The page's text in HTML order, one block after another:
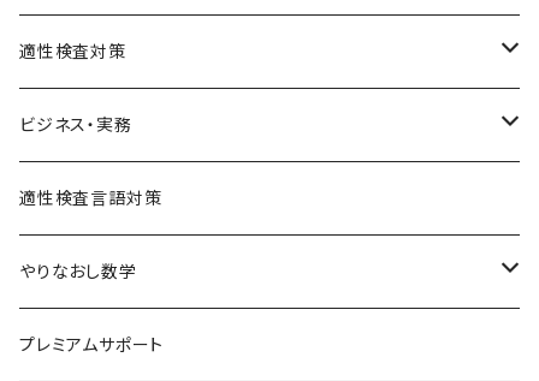
適性検査対策
SPI対策
テストセンター(SPI-G,SPI-U)
WEBテスティング
クリティカルシンキング
玉手箱・GAB対策（SHL社）
NMAT・JMAT対策
ビジネス・実務
統計
適性検査言語対策
やりなおし数学
中学数学まるっとコース
プレミアムサポート